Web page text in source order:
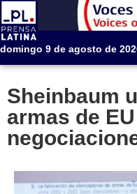
domingo 9 de agosto de
Sheinbaum
armas de